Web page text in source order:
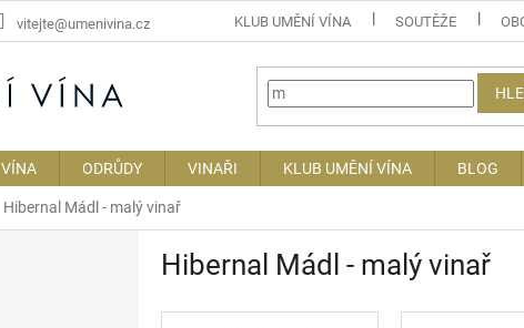
vitejte@umenivina.cz KLUB UMĚNÍ VÍNA SOUTĚŽE
VÍNA ODRŮDY VINAŘI KLUB UMĚNÍ VÍNA BLOG
Hibernal Mádl - malý vinař
Hibernal Mádl - malý vinař